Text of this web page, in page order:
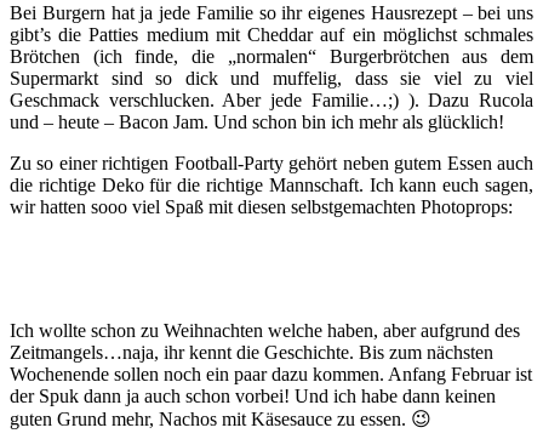
Bei Burgern hat ja jede Familie so ihr eigenes Hausrezept – bei uns
gibt’s die Patties medium mit Cheddar auf ein möglichst schmales
Brötchen (ich finde, die „normalen“ Burgerbrötchen aus dem
Supermarkt sind so dick und muffelig, dass sie viel zu viel
Geschmack verschlucken. Aber jede Familie…;) ). Dazu Rucola
und – heute – Bacon Jam. Und schon bin ich mehr als glücklich!
Zu so einer richtigen Football-Party gehört neben gutem Essen auch
die richtige Deko für die richtige Mannschaft. Ich kann euch sagen,
wir hatten sooo viel Spaß mit diesen selbstgemachten Photoprops:
Ich wollte schon zu Weihnachten welche haben, aber aufgrund des
Zeitmangels…naja, ihr kennt die Geschichte. Bis zum nächsten
Wochenende sollen noch ein paar dazu kommen. Anfang Februar ist
der Spuk dann ja auch schon vorbei! Und ich habe dann keinen
guten Grund mehr, Nachos mit Käsesauce zu essen. 😉